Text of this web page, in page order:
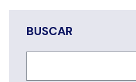
BUSCAR